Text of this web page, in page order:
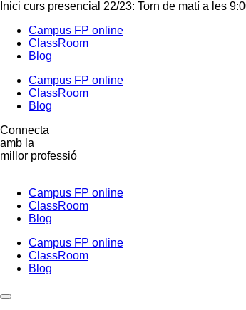
Inici curs presencial 22/23: Torn de matí a les
Campus FP online
ClassRoom
Blog
Campus FP online
ClassRoom
Blog
Connecta
amb la
millor professió
Campus FP online
ClassRoom
Blog
Campus FP online
ClassRoom
Blog